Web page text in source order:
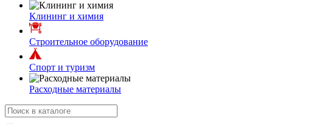
Клининг и химия
Строительное оборудование
Спорт и туризм
Расходные материалы